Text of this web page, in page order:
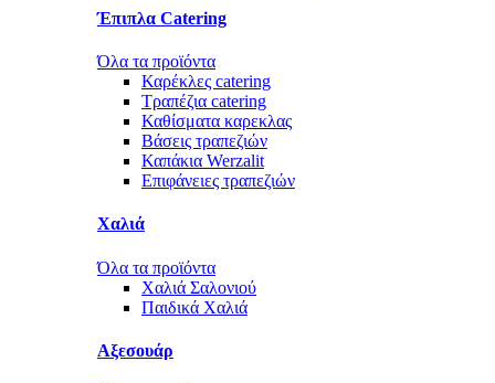
Έπιπλα Catering
Όλα τα προϊόντα
Καρέκλες catering
Τραπέζια catering
Καθίσματα καρεκλας
Βάσεις τραπεζιών
Καπάκια Werzalit
Επιφάνειες τραπεζιών
Χαλιά
Όλα τα προϊόντα
Χαλιά Σαλονιού
Παιδικά Χαλιά
Αξεσουάρ